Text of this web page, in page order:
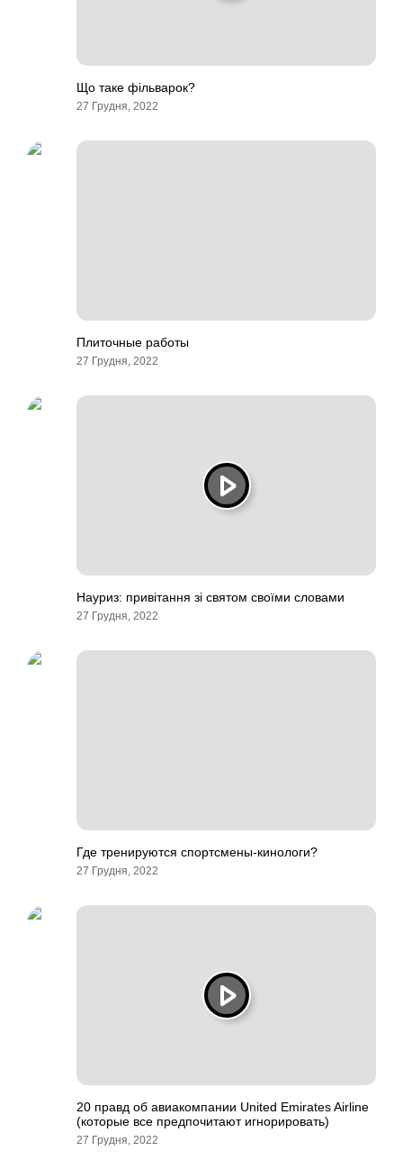
Що таке фільварок?
27 Грудня, 2022
Плиточные работы
27 Грудня, 2022
Науриз: привітання зі святом своїми словами
27 Грудня, 2022
Где тренируются спортсмены-кинологи?
27 Грудня, 2022
20 правд об авиакомпании United Emirates Airline
(которые все предпочитают игнорировать)
27 Грудня, 2022